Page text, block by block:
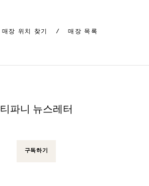
매장 위치 찾기 / 매장 목록
티파니 뉴스레터
구독하기